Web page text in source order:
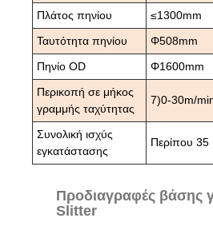
Πλάτος πηνίου
≤1300mm
Ταυτότητα πηνίου
Φ508mm
Πηνίο OD
Φ1600mm
Περικοπή σε μήκος
γραμμής ταχύτητας
7)0-30m/
Συνολική ισχύς
εγκατάστασης
Περίπου 35
Προδιαγραφές βάσης
Slitter